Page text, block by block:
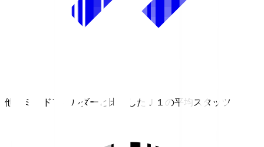
他のミッドフィルダーと比較したＪ１の平均スタッツ